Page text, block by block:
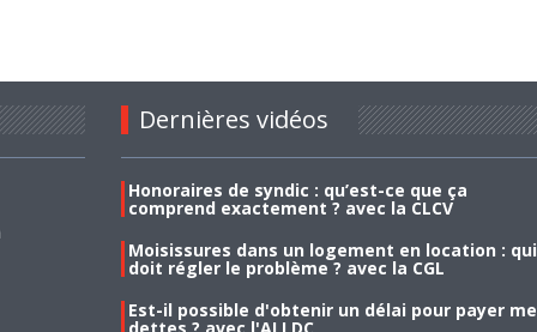
Dernières vidéos
Honoraires de syndic : qu’est-ce que ça
comprend exactement ? avec la CLCV
Moisissures dans un logement en location : qui
doit régler le problème ? avec la CGL
Est-il possible d'obtenir un délai pour payer